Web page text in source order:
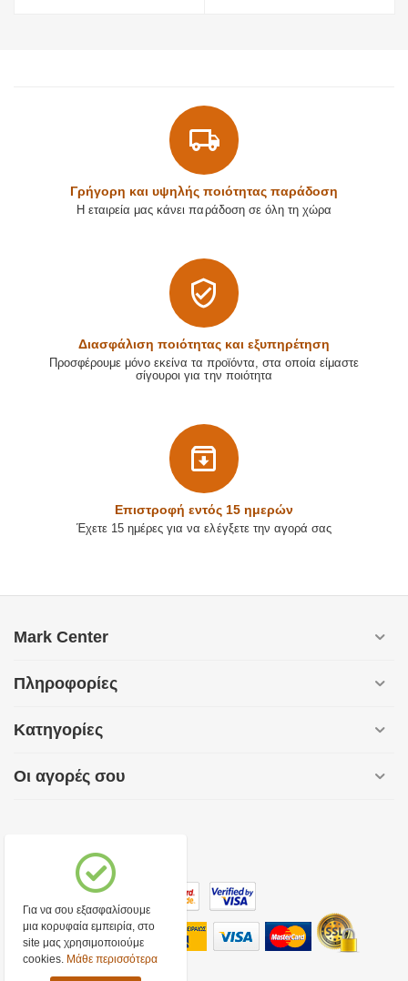
Γρήγορη και υψηλής ποιότητας παράδοση
Η εταιρεία μας κάνει παράδοση σε όλη τη χώρα
Διασφάλιση ποιότητας και εξυπηρέτηση
Προσφέρουμε μόνο εκείνα τα προϊόντα, στα οποία είμαστε
σίγουροι για την ποιότητα
Επιστρoφή εντός 15 ημερών
Έχετε 15 ημέρες για να ελέγξετε την αγορά σας
Mark Center
Πληροφορίες
Κατηγορίες
Οι αγορές σου
Για να σου εξασφαλίσουμε
μια κορυφαία εμπειρία, στο
site μας χρησιμοποιούμε
cookies. Μάθε περισσότερα